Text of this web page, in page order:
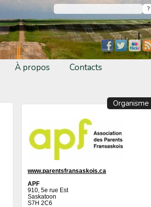
À propos Contacts
Organisme
www.parentsfransaskois.ca
APF
910, 5e rue Est
Saskatoon
S7H 2C6